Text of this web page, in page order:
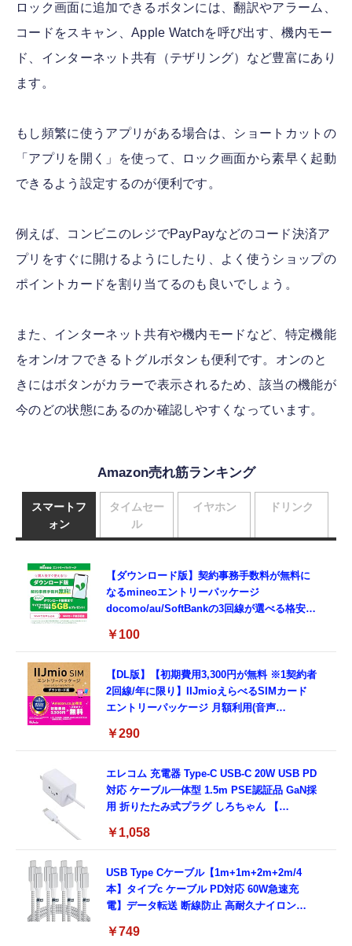
ロック画面に追加できるボタンには、翻訳やアラーム、
コードをスキャン、Apple Watchを呼び出す、機内モー
ド、インターネット共有（テザリング）など豊富にあり
ます。
もし頻繁に使うアプリがある場合は、ショートカットの
「アプリを開く」を使って、ロック画面から素早く起動
できるよう設定するのが便利です。
例えば、コンビニのレジでPayPayなどのコード決済ア
プリをすぐに開けるようにしたり、よく使うショップの
ポイントカードを割り当てるのも良いでしょう。
また、インターネット共有や機内モードなど、特定機能
をオン/オフできるトグルボタンも便利です。オンのと
きにはボタンがカラーで表示されるため、該当の機能が
今のどの状態にあるのか確認しやすくなっています。
Amazon売れ筋ランキング
スマートフ
ォン
【ダウンロード版】契約事務手数料が無料に
なるmineoエントリーパッケージ
docomo/au/SoftBankの3回線が選べる格安
￥100
【DL版】【初期費用3,300円が無料 ※1契約者
2回線/年に限り】IIJmioえらべるSIMカード
エントリーパッケージ 月額利用(音声
プリペイド)[ドコモ回線]IM-B327
￥290
エレコム 充電器 Type-C USB-C 20W USB PD
対応 ケーブル一体型 1.5m PSE認証品 GaN採
用 折りたたみ式プラグ しろちゃん 【
￥1,058
USB Type Cケーブル【1m+1m+2m+2m/4
本】タイプc ケーブル PD対応 60W急速充
電】データ転送 断線防止 高耐久ナイロン
MacBook、iPad Pro/Air、Galaxy、Sony、
￥749
タイムセー
ル
イヤホン ドリンク